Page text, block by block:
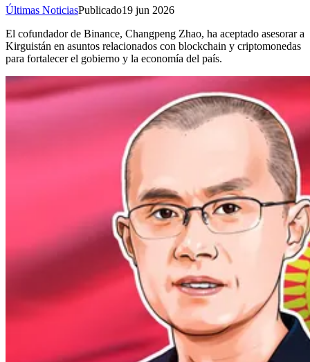
Últimas NoticiasPublicado19 jun 2026
El cofundador de Binance, Changpeng Zhao, ha aceptado asesorar a
Kirguistán en asuntos relacionados con blockchain y criptomonedas
para fortalecer el gobierno y la economía del país.